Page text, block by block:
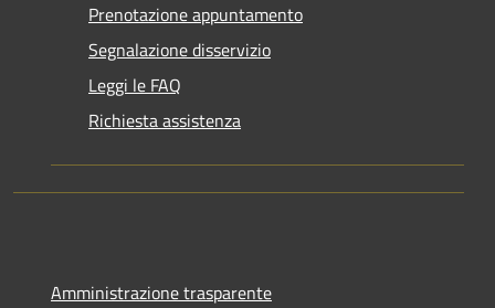
Prenotazione appuntamento
Segnalazione disservizio
Leggi le FAQ
Richiesta assistenza
Amministrazione trasparente